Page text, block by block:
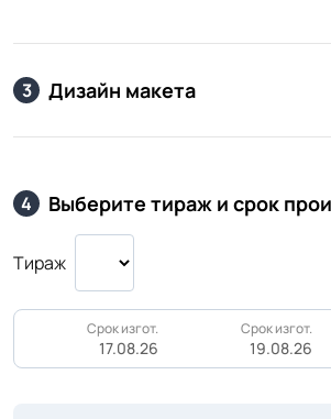
3 Дизайн макета
4 Выберите тираж и срок
Тираж
Срок изгот.
17.08.26
Срок изгот.
19.08.26